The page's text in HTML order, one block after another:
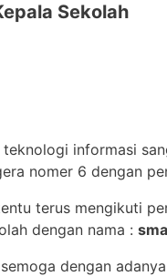
Sekolah
teknologi informasi
nomer 6 dengan
terus mengikuti
dengan nama :
dengan